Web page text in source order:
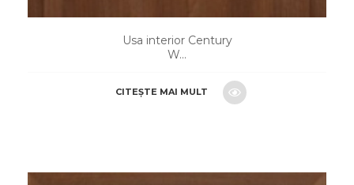
Usa interior Century
W...
CITEȘTE MAI MULT